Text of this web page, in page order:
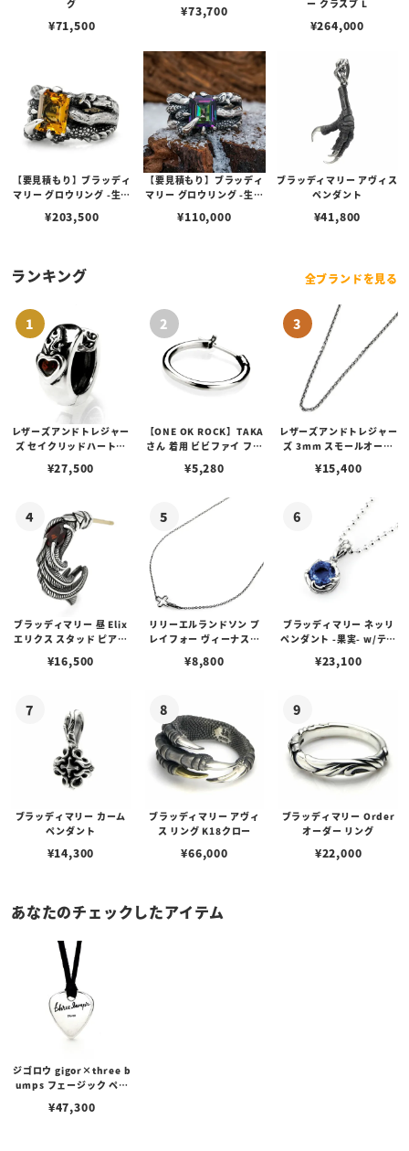
グ
¥71,500
¥73,700 ー クラスプ L
¥264,000
【要見積もり】ブラッディ
マリー グロウリング -生え
¥203,500
【要見積もり】ブラッディ
マリー グロウリング -生え
ズ
¥110,000
ブラッディマリー アヴィス
ペンダント
¥41,800
ランキング 全ブランドを見る
レザーズアンドトレジャー
ズ セイクリッドハートピ
¥27,500
【ONE OK ROCK】TAKA
さん 着用 ビビファイ フー
¥5,280
レザーズアンドトレジャー
ズ 3mm スモールオーバ
ブスタークラスプ＆LTロ
¥15,400
ブラッディマリー 昼 Elix
エリクス スタッド ピアス
¥16,500
リリーエルランドソン プ
レイフォー ヴィーナスチ
¥8,800
ブラッディマリー ネッリ
ペンダント -果実- w/ティ
¥23,100
ブラッディマリー カーム
ペンダント
¥14,300
ブラッディマリー アヴィ
ス リング K18クロー
¥66,000
ブラッディマリー Order
オーダー リング
¥22,000
あなたのチェックしたアイテム
ジゴロウ gigor×three b
umps フェージック ペン
¥47,300